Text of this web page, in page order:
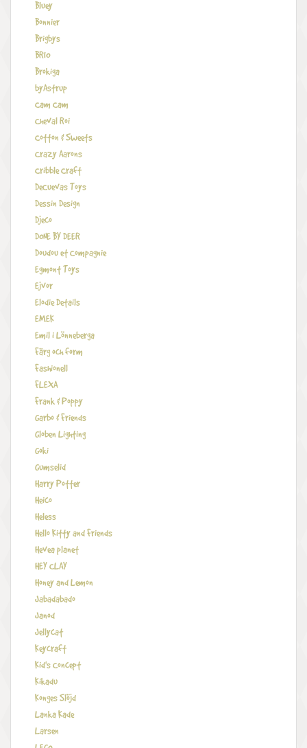
Bluey
Bonnier
Brigbys
BRIO
Brokiga
byAstrup
Cam Cam
Cheval Roi
Cotton & Sweets
Crazy Aarons
Cribble Craft
DeCuevas Toys
Dessin Design
Djeco
DONE BY DEER
Doudou et Compagnie
Egmont Toys
Ejvor
Elodie Details
EMEK
Emil i Lönneberga
Färg och form
Fashionell
FLEXA
Frank & Poppy
Garbo & Friends
Globen Lighting
Goki
Gumselid
Harry Potter
Heico
Heless
Hello Kitty and Friends
Hevea planet
HEY CLAY
Honey and Lemon
Jabadabado
Janod
Jellycat
Keycraft
Kid's Concept
Kikadu
Konges Slöjd
Lanka Kade
Larsen